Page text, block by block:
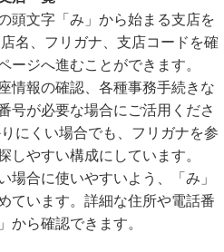
頭文字「み」から始まる支店を
名、フリガナ、支店コードを確
ージへ進むことができます。
情報の確認、各種事務手続きな
号が必要な場合にご活用くださ
にくい場合でも、フリガナを参
しやすい構成にしています。
場合に使いやすいよう、「み」
ています。詳細な住所や電話番
から確認できます。